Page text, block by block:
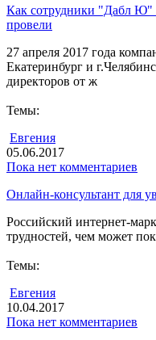
Как сотрудники "Дабл Ю"
провели
27 апреля 2017 года
Екатеринбург и
директоров от ж
Темы:
Евгения
05.06.2017
Пока нет комментариев
Онлайн-консультант для
Российский интернет-
трудностей, чем может
Темы:
Евгения
10.04.2017
Пока нет комментариев